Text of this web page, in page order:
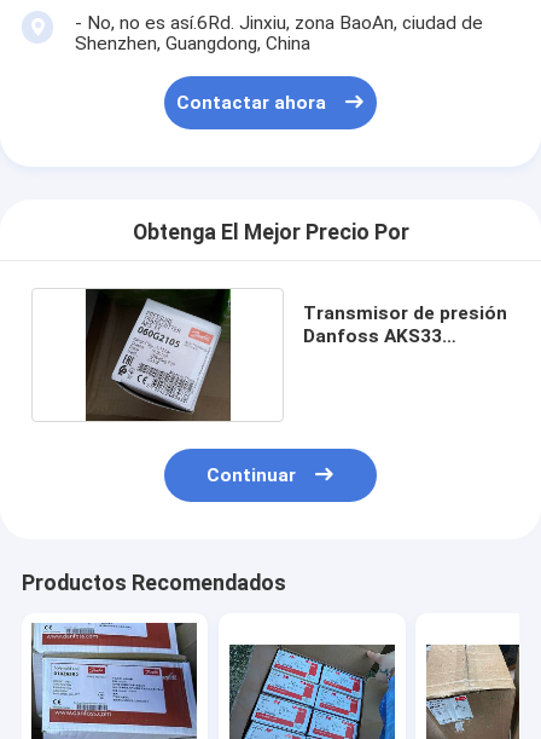
- No, no es así.6Rd. Jinxiu, zona BaoAn, ciudad de
Shenzhen, Guangdong, China
Contactar ahora
Obtenga El Mejor Precio Por
Transmisor de presión
Danfoss AKS33
Continuar
Productos Recomendados